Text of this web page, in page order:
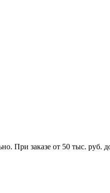
При заказе от 50 тыс. руб.